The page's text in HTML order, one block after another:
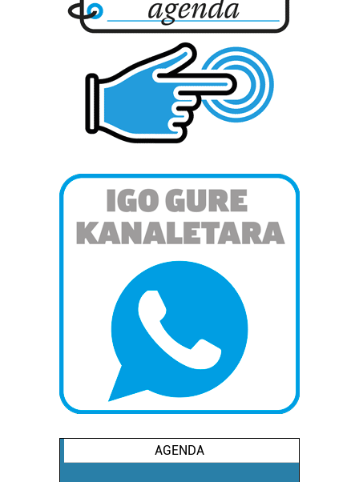
AGENDA